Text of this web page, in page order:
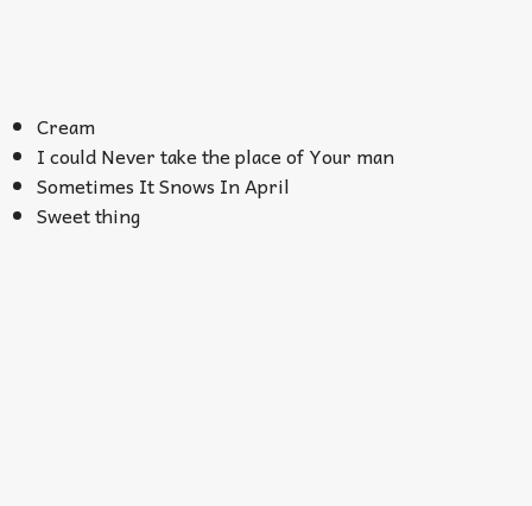
Cream
I could Never take the place of Your man
Sometimes It Snows In April
Sweet thing